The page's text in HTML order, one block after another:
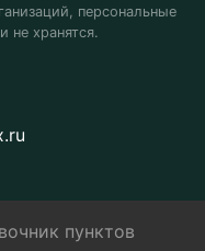
персональные
не хранятся.
пунктов